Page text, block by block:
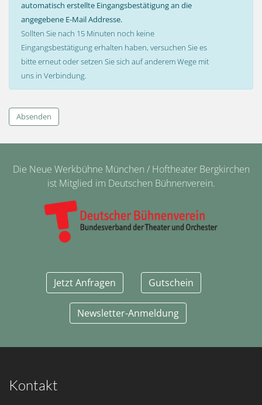
automatisch erstellte Eingangsbestätigung an die
angegebene E-Mail Addresse.
Sollten Sie nach 15 Minuten noch keine
Eingangsbestätigung erhalten haben, versuchen Sie es
bitte erneut oder setzen Sie sich auf anderem Wege mit
uns in Verbindung.
Absenden
Die Neue Werkbühne München / Hoftheater Bergkirchen
ist Mitglied im Deutschen Bühnenverein.
Jetzt Anfragen Gutschein
Newsletter-Anmeldung
Kontakt